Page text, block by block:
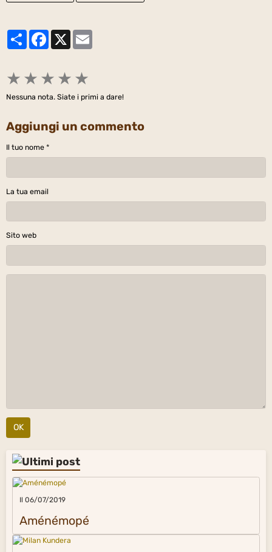
PartagerFacebook
★ ★ ★ ★ ★
Nessuna nota. Siate i primi a dare!
Aggiungi un commento
Il tuo nome
La tua email
Sito web
OK
Il 06/07/2019
Aménémopé